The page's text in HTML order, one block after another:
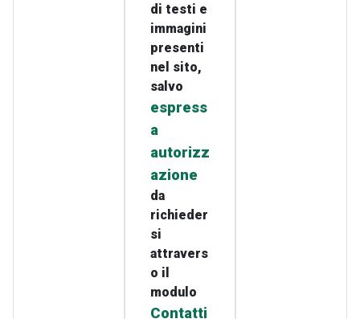
di testi e
immagini
presenti
nel sito,
salvo
espress
a
autorizz
azione
da
richieder
si
attravers
o il
modulo
Contatti